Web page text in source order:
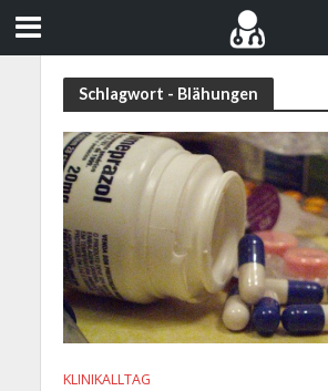
Schlagwort - Blähungen
KLINIKALLTAG